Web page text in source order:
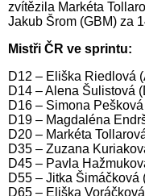
zvítězila Markéta
Jakub Šrom (GBM) za
Mistři ČR ve sprintu:
D12 – Eliška Riedlová
D14 – Alena Šulistová
D16 – Simona
D19 – Magdaléna
D20 – Markéta
D35 – Zuzana
D45 – Pavla
D55 – Jitka Šimáčková
D65 – Eliška